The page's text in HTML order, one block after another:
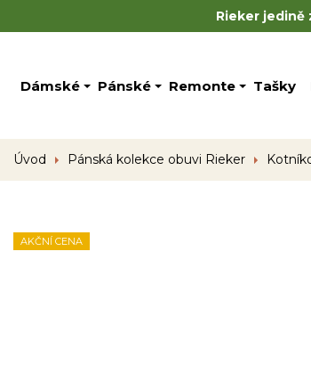
Rieker jedině
Dámské Pánské Remonte Tašky
Úvod Pánská kolekce obuvi Rieker
AKČNÍ CENA